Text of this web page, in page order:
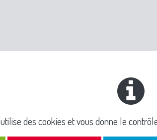
Crazy R travaille sur la maîtrise de la
avec la Mairie de Viviers.
des cookies et vous donne le